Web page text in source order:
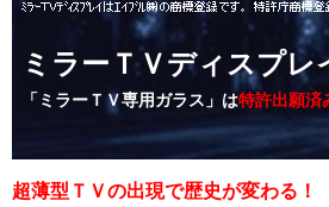
ミラーＴＶディスプレ
「ミラーＴＶ専用ガラス」は特許出願済
超薄型ＴＶの出現で歴史が変わる！